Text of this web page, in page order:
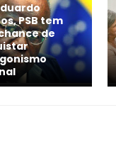
PSB tem
de